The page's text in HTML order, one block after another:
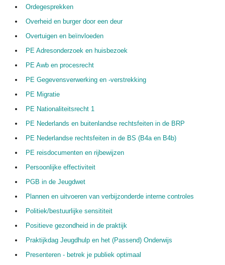
Ordegesprekken
Overheid en burger door een deur
Overtuigen en beïnvloeden
PE Adresonderzoek en huisbezoek
PE Awb en procesrecht
PE Gegevensverwerking en -verstrekking
PE Migratie
PE Nationaliteitsrecht 1
PE Nederlands en buitenlandse rechtsfeiten in de BRP
PE Nederlandse rechtsfeiten in de BS (B4a en B4b)
PE reisdocumenten en rijbewijzen
Persoonlijke effectiviteit
PGB in de Jeugdwet
Plannen en uitvoeren van verbijzonderde interne controles
Politiek/bestuurlijke sensititeit
Positieve gezondheid in de praktijk
Praktijkdag Jeugdhulp en het (Passend) Onderwijs
Presenteren - betrek je publiek optimaal